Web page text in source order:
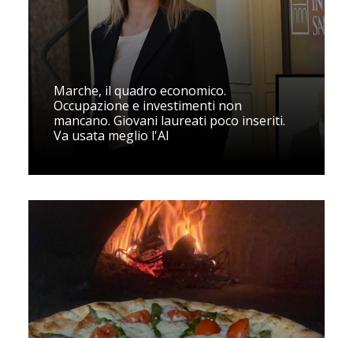
Marche, il quadro economico.
Occupazione e investimenti non
mancano. Giovani laureati poco inseriti.
Va usata meglio l'AI